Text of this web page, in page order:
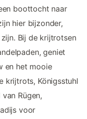
boottocht naar
hier bijzonder,
Bij de krijtrotsen
geniet
en het mooie
krijtrots, Königsstuhl
Rügen,
voor